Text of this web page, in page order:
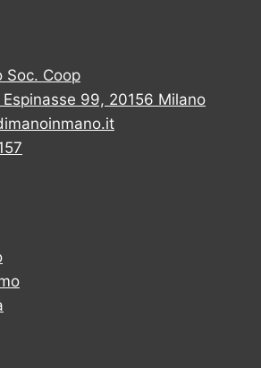
Soc. Coop
99, 20156 Milano